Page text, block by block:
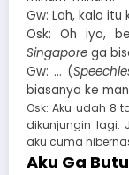
Gw: Lah, kalo itu
Osk: Oh iya,
Singapore ga
Gw: … (
biasanya ke
Osk: Aku udah 8
dikunjungin lagi.
aku cuma
Aku Ga